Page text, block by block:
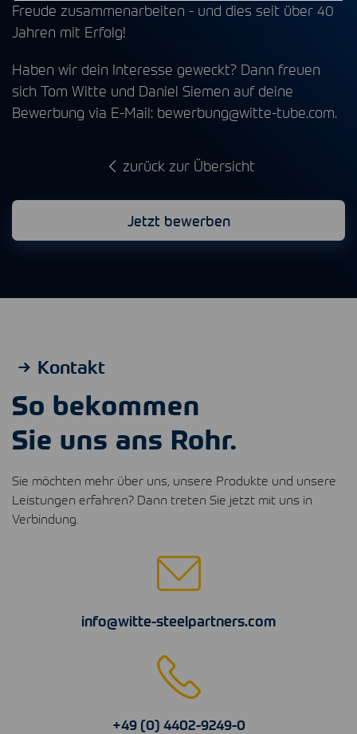
Freude zusammenarbeiten - und dies seit über 40
Jahren mit Erfolg!
Haben wir dein Interesse geweckt? Dann freuen
sich Tom Witte und Daniel Siemen auf deine
Bewerbung via E-Mail: bewerbung@witte-tube.com.
zurück zur Übersicht
Jetzt bewerben
Kontakt
So bekommen
Sie uns ans Rohr.
Sie möchten mehr über uns, unsere Produkte und unsere
Leistungen erfahren? Dann treten Sie jetzt mit uns in
Verbindung.
info@witte-steelpartners.com
+49 (0) 4402-9249-0